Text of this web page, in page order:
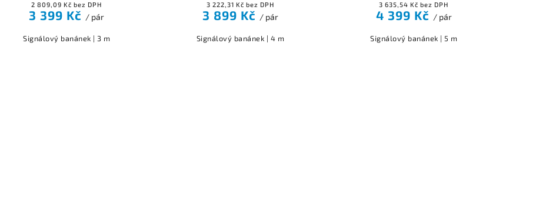
2 809,09 Kč bez DPH
3 399 Kč / pár
Signálový banánek | 3 m
3 222,31 Kč bez DPH
3 899 Kč / pár
Signálový banánek | 4 m
3 635,54 Kč bez DPH
4 399 Kč / pár
Signálový banánek | 5 m